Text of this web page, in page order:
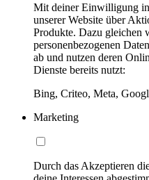
Mit deiner Einwilligung
unserer Website über
Produkte. Dazu gleichen
personenbezogenen
ab und nutzen deren
Dienste bereits nutzt:
Bing, Criteo, Meta,
Marketing
Durch das Akzeptieren